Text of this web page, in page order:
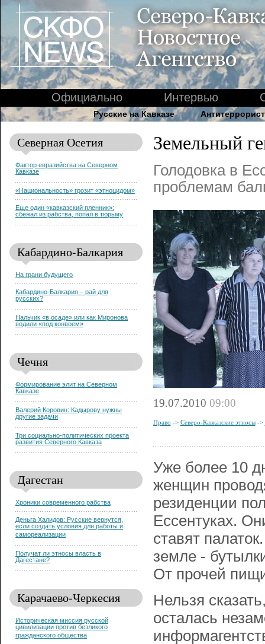
Официально Интервью
Русские на Кавказе
Северная Осетия
Фактор евразийства на Северном
Кавказе
«Национальность» грозит «этноцидом»
Еще один «кавказский пленник»:
сбежал из рабства, попал в тюрьму
Кабардино-Балкария
На грани будущего
Кабардино-Балкария – рай для
русских?
Нальчик «в осаде» или как Миронова
водили «под конвоем»
Чечня
Формирование элит на Северном
Кавказе
Валерий Коровин: Кадырову нужны
другие задачи
Три социально-политических проекта
развития Северного Кавказа
Дагестан
Хроники современного рабства
Деньга Халидов: Русские вернутся,
если создать условия для работы и
самореализации
Получат ли этносы власть в
Дагестане?
Карачаево-Черкесия
Историческая миссия русской
цивилизации против безликого
гражданского общества
Земельный
Голодовка в
проблемам
19.07.2010 09:00
Право -> Северо-Кавказские этносы ->
Уже более 10
женщин
резиденции
Ессентуках.
ставят
земле -
От прочей
Нельзя
осталась